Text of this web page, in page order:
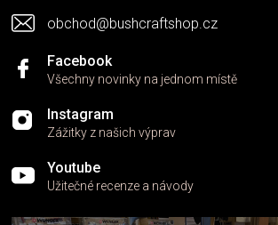
obchod@bushcraftshop.cz
Facebook
Všechny novinky na jednom místě
Instagram
Zážitky z našich výprav
Youtube
Užitečné recenze a návody